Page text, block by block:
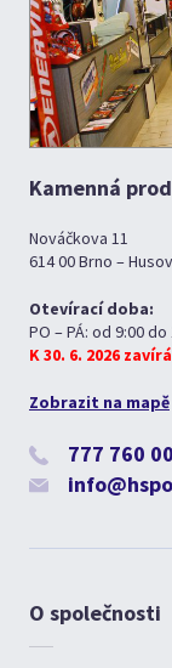
Kamenná
Nováčkova 11
614 00 Brno –
Otevírací doba:
PO – PÁ: od 9:00
K 30. 6. 2026
Zobrazit na mapě
777 760
O společnosti